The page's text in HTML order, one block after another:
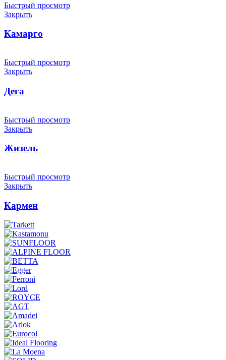
Быстрый просмотр
Закрыть
Камарго
Быстрый просмотр
Закрыть
Дега
Быстрый просмотр
Закрыть
Жизель
Быстрый просмотр
Закрыть
Кармен